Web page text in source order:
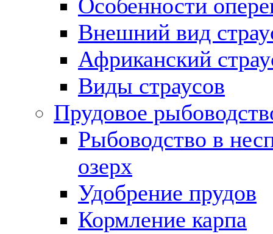
Особенности
Внешний вид
Африканский
Виды страусов
Прудовое
Рыбоводство в
озерх
Удобрение прудов
Кормление карпа